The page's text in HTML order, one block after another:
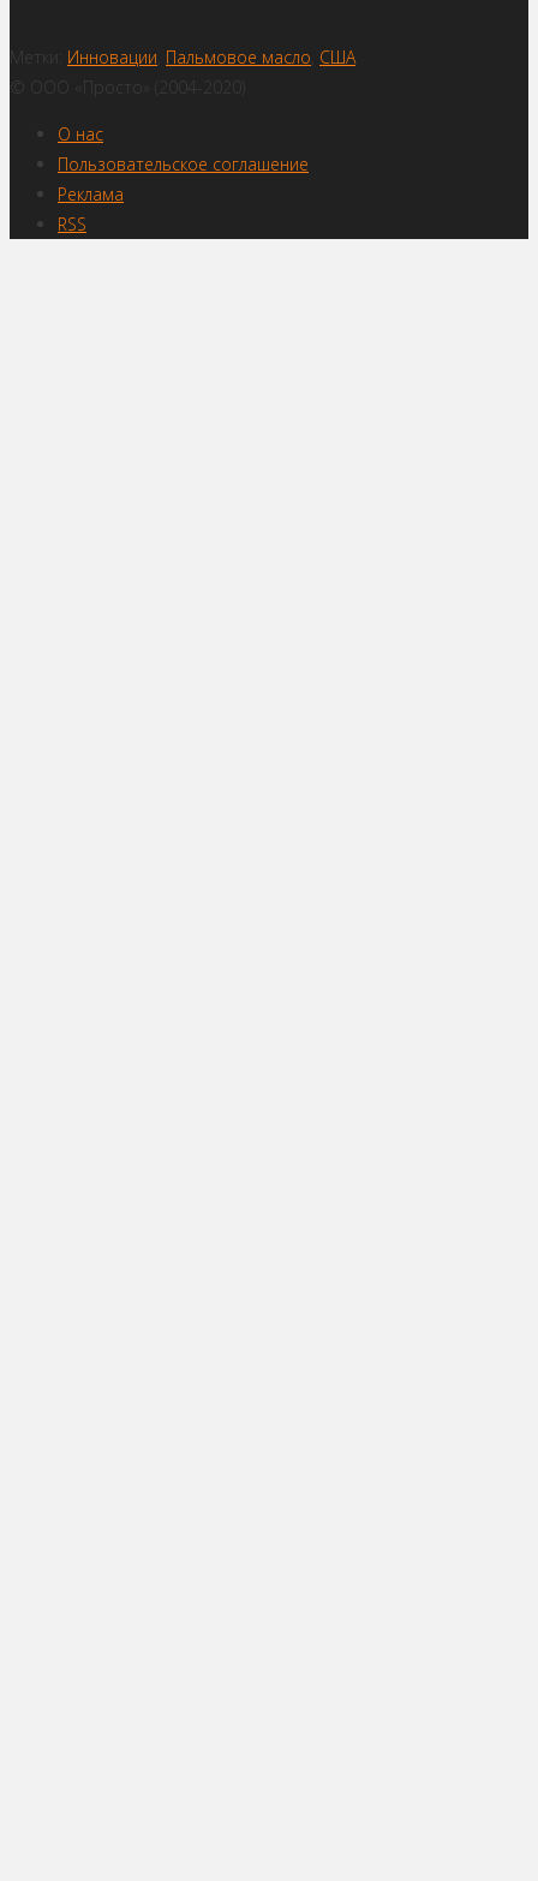
Метки: Инновации Пальмовое масло США
© ООО «Просто» (2004-2020)
О нас
Пользовательское соглашение
Реклама
RSS